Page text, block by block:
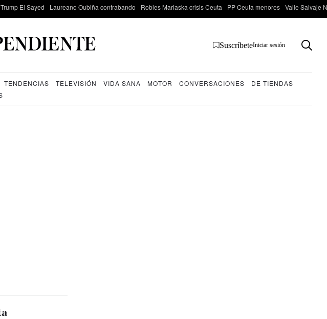
Trump El Sayed Laureano Oubiña contrabando Robles Marlaska crisis Ceuta PP Ceuta menores Valle Salvaje
SuscríbeteIniciar sesión
TENDENCIAS TELEVISIÓN VIDA SANA MOTOR CONVERSACIONES
DE TIENDAS